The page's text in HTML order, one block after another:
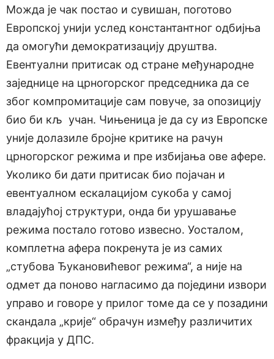
Можда је чак постао и сувишан, поготово
Европској унији услед константантног одбијња
да омогући демократизацију друштва.
Евентуални притисак од стране међународне
заједнице на црногорског председника да се
због компромитације сам повуче, за опозицију
био би кљ учан. Чињеница је да су из Европске
уније долазиле бројне критике на рачун
црногорског режима и пре избијања ове афере.
Уколико би дати притисак био појачан и
евентуалном ескалацијом сукоба у самој
владајућој структури, онда би урушавање
режима постало готово извесно. Уосталом,
комплетна афера покренута је из самих
„стубова Ђукановићевог режима“, а није на
одмет да поново нагласимо да поједини извори
управо и говоре у прилог томе да се у позадини
скандала „крије“ обрачун између различитих
фракција у ДПС.